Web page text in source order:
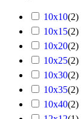
10x10(2)
10x15(2)
10x20(2)
10x25(2)
10x30(2)
10x35(2)
10x40(2)